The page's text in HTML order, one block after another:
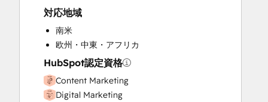
対応地域
南米
欧州・中東・アフリカ
HubSpot認定資格
Content Marketing
Digital Marketing